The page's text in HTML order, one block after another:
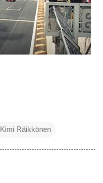
Kimi Räikkönen